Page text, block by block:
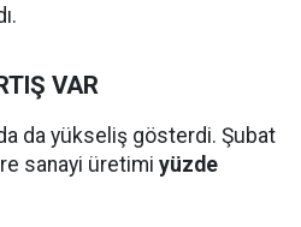
VAR
da yükseliş gösterdi. Şubat
sanayi üretimi yüzde